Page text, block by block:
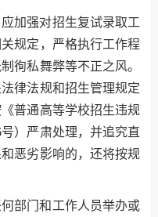
加强对招生复试录取工
规定，严格执行工作程
徇私舞弊等不正之风。
律法规和招生管理规定
普通高等学校招生违规
）严肃处理，并追究直
恶劣影响的，还将按规
部门和工作人员举办或